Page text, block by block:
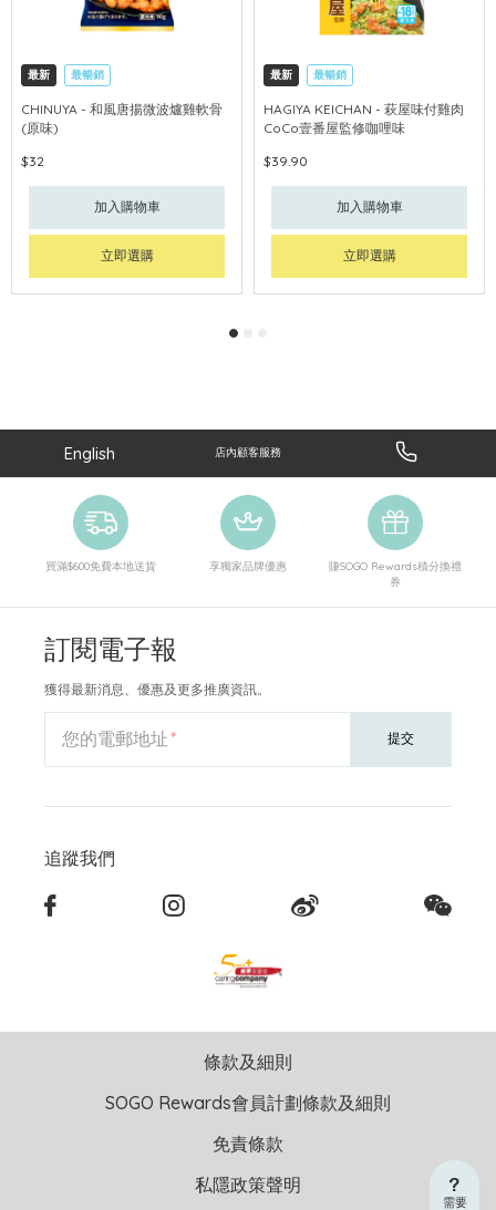
最新 最暢銷
CHINUYA - 和風唐揚微波爐雞軟骨
(原味)
$32
加入購物車
立即選購
最新 最暢銷
HAGIYA KEICHAN - 萩屋味付雞肉
CoCo壹番屋監修咖哩味
$39.90
加入購物車
立即選購
需要
English 店內顧客服務
買滿$600免費本地送貨 享獨家品牌優惠
賺SOGO Rewards積分換禮
券
訂閱電子報
獲得最新消息、優惠及更多推廣資訊。
您的電郵地址 提交
追蹤我們
條款及細則
SOGO Rewards會員計劃條款及細則
免責條款
私隱政策聲明